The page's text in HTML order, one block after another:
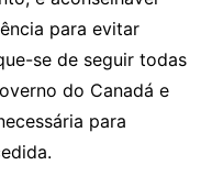
para evitar
se de seguir todas
do Canadá e
para